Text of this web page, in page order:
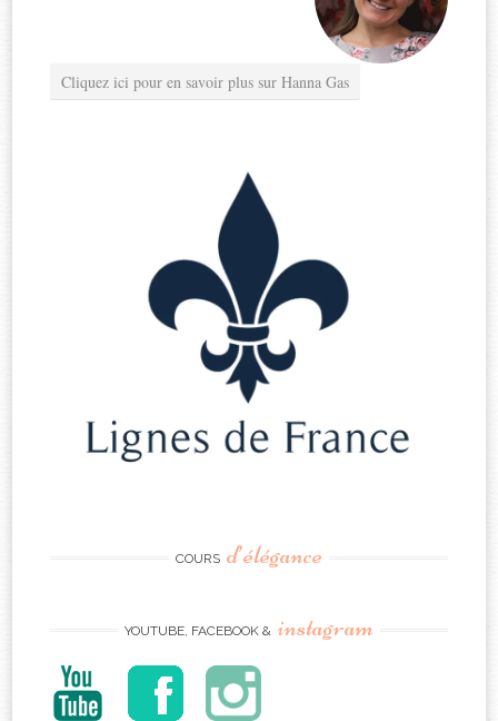
Cliquez ici pour en savoir plus sur Hanna Gas
COURS d’élégance
YOUTUBE, FACEBOOK & instagram